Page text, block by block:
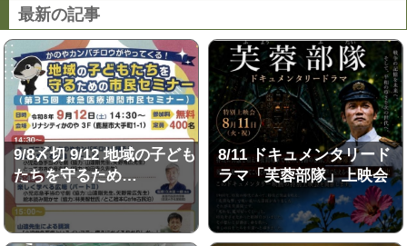
最新の記事
9/8〆切 9/12 地域の子ども
たちを守るため…
8/11 ドキュメンタリード
ラマ「芙蓉部隊」上映会